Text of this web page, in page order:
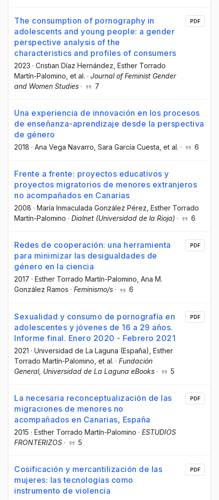
The consumption of pornography in
adolescents and young people: a gender
perspective analysis of the
characteristics and profiles of consumers
2023 · Cristian Díaz Hernández , Esther Torrado
Martín-Palomino , et al. · Journal of Feminist Gender
and Women Studies · 7
PDF
Una experiencia de innovación en los procesos
de enseñanza-aprendizaje desde la perspectiva
de género
2018 · Ana Vega Navarro , Sara García Cuesta , et al. · 6
Frente a frente: proyectos educativos y
proyectos migratorios de menores extranjeros
no acompañados en Canarias
2008 · María Inmaculada González Pérez , Esther Torrado
Martín-Palomino · Dialnet (Universidad de la Rioja) · 6
Redes de cooperación: una herramienta
para minimizar las desigualdades de
género en la ciencia
2017 · Esther Torrado Martín-Palomino , Ana M.
González Ramos · Feminismo/s · 6
PDF
Sexualidad y consumo de pornografía en
adolescentes y jóvenes de 16 a 29 años.
Informe final. Enero 2020 - Febrero 2021
2021 · Universidad de La Laguna (España) , Esther
Torrado Martín-Palomino , et al. · Fundación
General, Universidad de La Laguna eBooks · 5
PDF
La necesaria reconceptualización de las
migraciones de menores no
acompañados en Canarias, España
2015 · Esther Torrado Martín-Palomino · ESTUDIOS
FRONTERIZOS · 5
PDF
Cosificación y mercantilización de las
mujeres: las tecnologías como
instrumento de violencia
PDF